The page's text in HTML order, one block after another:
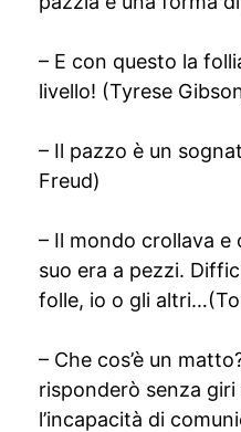
– E con questo la
livello! (Tyrese
– Il pazzo è un
Freud)
– Il mondo crollava e
suo era a pezzi.
folle, io o gli
– Che cos’è un
risponderò senza
l’incapacità di